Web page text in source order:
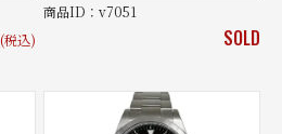
(税込)
商品ID：v7051
SOLD